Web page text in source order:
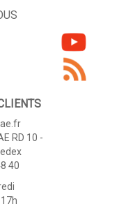
RD 10 -
40